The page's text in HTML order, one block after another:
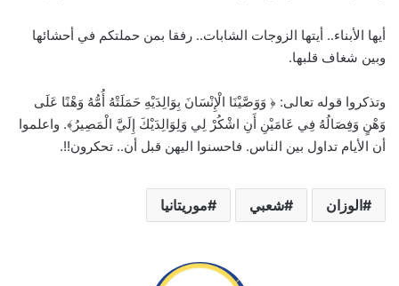
أيها الأبناء.. أيتها الزوجات الشابات.. رفقا بمن حملتكم في أحشائها
وبين شغاف قلبها.
وتذكروا قوله تعالى: ﴿ وَوَصَّيْنَا الْإِنْسَانَ بِوَالِدَيْهِ حَمَلَتْهُ أُمُّهُ وَهْنًا عَلَى
وَهْنٍ وَفِصَالُهُ فِي عَامَيْنِ أَنِ اشْكُرْ لِي وَلِوَالِدَيْكَ إِلَيَّ الْمَصِيرُ﴾. واعلموا
أن الأيام تداول بين الناس. فاحسنوا اليهن قبل أن.. تحكرون!!.
الوزان شعبي موريتانيا